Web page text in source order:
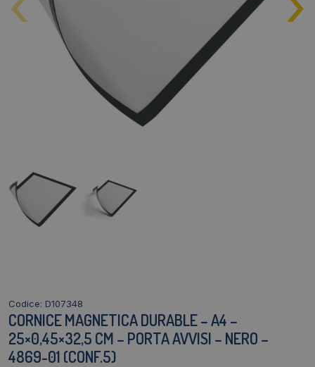
Codice: D107348
CORNICE MAGNETICA DURABLE – A4 –
25×0,45×32,5 CM – PORTA AVVISI – NERO –
4869-01 (CONF.5)